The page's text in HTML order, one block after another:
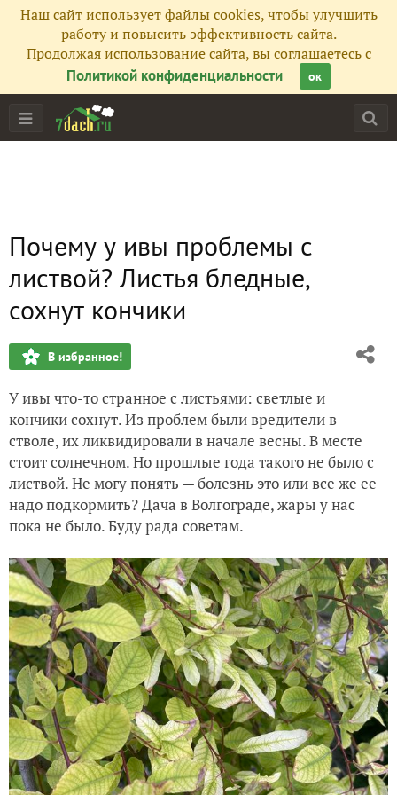
Наш сайт использует файлы cookies, чтобы улучшить
работу и повысить эффективность сайта.
Продолжая использование сайта, вы соглашаетесь с
Политикой конфиденциальности
ок
Почему у ивы проблемы с
листвой? Листья бледные,
сохнут кончики
В избранное!
У ивы что-то странное с листьями: светлые и
кончики сохнут. Из проблем были вредители в
стволе, их ликвидировали в начале весны. В месте
стоит солнечном. Но прошлые года такого не было с
листвой.Не могу понять — болезнь это или все же ее
надо подкормить? Дача в Волгограде, жары у нас
пока не было. Буду рада советам.